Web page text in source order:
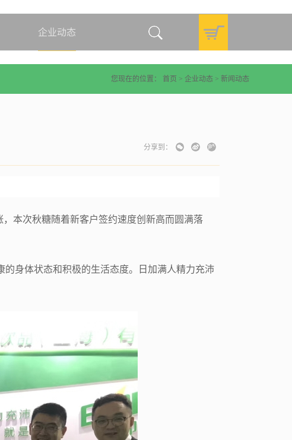
企业动态
您现在的位置： 首页 > 企业动态 > 新闻动态
分享到：
本次秋糖随着新客户签约速度创新高而圆满落
身体状态和积极的生活态度。日加满人精力充沛